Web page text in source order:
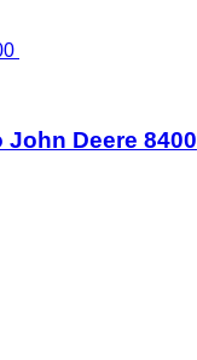
John Deere 8400